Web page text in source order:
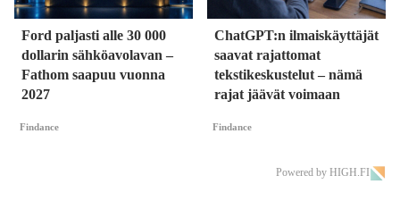
Ford paljasti alle 30 000
dollarin sähköavolavan –
Fathom saapuu vuonna
2027
Findance
ChatGPT:n ilmaiskäyttäjät
saavat rajattomat
tekstikeskustelut – nämä
rajat jäävät voimaan
Findance
Powered by HIGH.FI